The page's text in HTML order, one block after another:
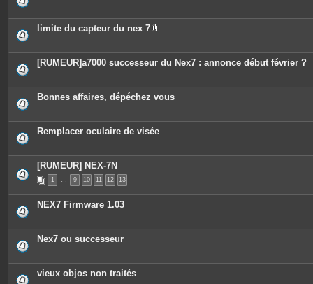
limite du capteur du nex 7
è
c
j
o
t
e
s
[RUMEUR]a7000 successeur du Nex7 : annonce début février ?
Bonnes affaires, dépéchez vous
Remplacer oculaire de visée
[RUMEUR] NEX-7N
1 … 9 10 11 12 13
NEX7 Firmware 1.03
Nex7 ou successeur
vieux objos non traités